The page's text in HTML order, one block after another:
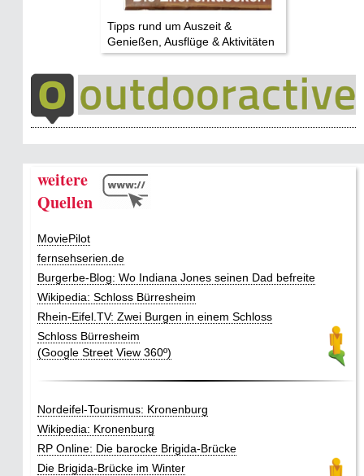
Tipps rund um Auszeit &
Genießen, Ausflüge & Aktivitäten
weitere
Quellen
MoviePilot
fernsehserien.de
Burgerbe-Blog: Wo Indiana Jones seinen Dad befreite
Wikipedia: Schloss Bürresheim
Rhein-Eifel.TV: Zwei Burgen in einem Schloss
Schloss Bürresheim
(Google Street View 360º)
Nordeifel-Tourismus: Kronenburg
Wikipedia: Kronenburg
RP Online: Die barocke Brigida-Brücke
Die Brigida-Brücke im Winter